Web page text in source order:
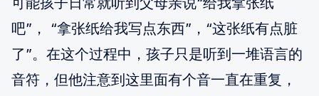
吧”， “拿张纸给我写点东西”，“这张纸有点脏
了”。在这个过程中，孩子只是听到一堆语言的
音符，但他注意到这里面有个音一直在重复，